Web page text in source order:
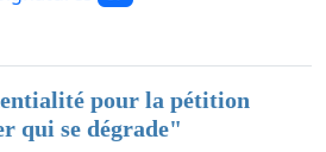
pour la pétition
qui se dégrade"